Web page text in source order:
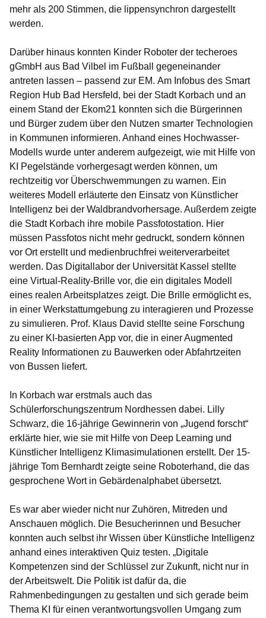
mehr als 200 Stimmen, die lippensynchron dargestellt
werden.
Darüber hinaus konnten Kinder Roboter der techeroes
gGmbH aus Bad Vilbel im Fußball gegeneinander
antreten lassen – passend zur EM. Am Infobus des Smart
Region Hub Bad Hersfeld, bei der Stadt Korbach und an
einem Stand der Ekom21 konnten sich die Bürgerinnen
und Bürger zudem über den Nutzen smarter Technologien
in Kommunen informieren. Anhand eines Hochwasser-
Modells wurde unter anderem aufgezeigt, wie mit Hilfe von
KI Pegelstände vorhergesagt werden können, um
rechtzeitig vor Überschwemmungen zu warnen. Ein
weiteres Modell erläuterte den Einsatz von Künstlicher
Intelligenz bei der Waldbrandvorhersage. Außerdem zeigte
die Stadt Korbach ihre mobile Passfotostation. Hier
müssen Passfotos nicht mehr gedruckt, sondern können
vor Ort erstellt und medienbruchfrei weiterverarbeitet
werden. Das Digitallabor der Universität Kassel stellte
eine Virtual-Reality-Brille vor, die ein digitales Modell
eines realen Arbeitsplatzes zeigt. Die Brille ermöglicht es,
in einer Werkstattumgebung zu interagieren und Prozesse
zu simulieren. Prof. Klaus David stellte seine Forschung
zu einer KI-basierten App vor, die in einer Augmented
Reality Informationen zu Bauwerken oder Abfahrtzeiten
von Bussen liefert.
In Korbach war erstmals auch das
Schülerforschungszentrum Nordhessen dabei. Lilly
Schwarz, die 16-jährige Gewinnerin von „Jugend forscht“
erklärte hier, wie sie mit Hilfe von Deep Learning und
Künstlicher Intelligenz Klimasimulationen erstellt. Der 15-
jährige Tom Bernhardt zeigte seine Roboterhand, die das
gesprochene Wort in Gebärdenalphabet übersetzt.
Es war aber wieder nicht nur Zuhören, Mitreden und
Anschauen möglich. Die Besucherinnen und Besucher
konnten auch selbst ihr Wissen über Künstliche Intelligenz
anhand eines interaktiven Quiz testen. „Digitale
Kompetenzen sind der Schlüssel zur Zukunft, nicht nur in
der Arbeitswelt. Die Politik ist dafür da, die
Rahmenbedingungen zu gestalten und sich gerade beim
Thema KI für einen verantwortungsvollen Umgang zum